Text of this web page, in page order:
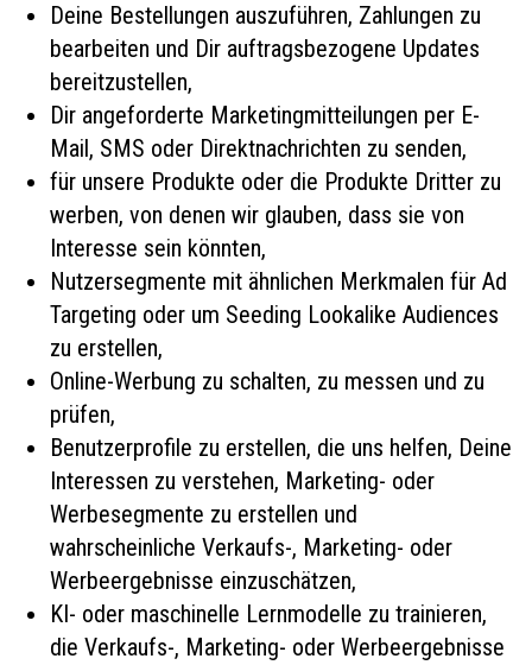
Deine Bestellungen auszuführen, Zahlungen zu
bearbeiten und Dir auftragsbezogene Updates
bereitzustellen,
Dir angeforderte Marketingmitteilungen per E-
Mail, SMS oder Direktnachrichten zu senden,
für unsere Produkte oder die Produkte Dritter zu
werben, von denen wir glauben, dass sie von
Interesse sein könnten,
Nutzersegmente mit ähnlichen Merkmalen für Ad
Targeting oder um Seeding Lookalike Audiences
zu erstellen,
Online-Werbung zu schalten, zu messen und zu
prüfen,
Benutzerprofile zu erstellen, die uns helfen, Deine
Interessen zu verstehen, Marketing- oder
Werbesegmente zu erstellen und
wahrscheinliche Verkaufs-, Marketing- oder
Werbeergebnisse einzuschätzen,
KI- oder maschinelle Lernmodelle zu trainieren,
die Verkaufs-, Marketing- oder Werbeergebnisse